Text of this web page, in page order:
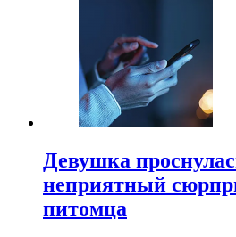
Девушка
неприятный
питомца